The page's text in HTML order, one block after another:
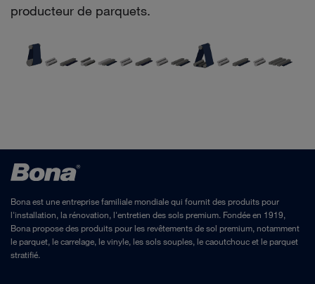
producteur de parquets.
Bona est une entreprise familiale mondiale qui fournit des produits pour
l'installation, la rénovation, l'entretien des sols premium. Fondée en 1919,
Bona propose des produits pour les revêtements de sol premium, notamment
le parquet, le carrelage, le vinyle, les sols souples, le caoutchouc et le parquet
stratifié.